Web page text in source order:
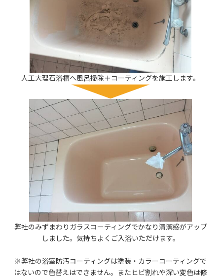
人工大理石浴槽へ風呂掃除＋コーティングを施工します。
弊社のみずまわりガラスコーティングでかなり清潔感がアップ
しました。気持ちよくご入浴いただけます。
※弊社の浴室防汚コーティングは塗装・カラーコーティングで
はないので色替えはできません。またヒビ割れや深い変色は修